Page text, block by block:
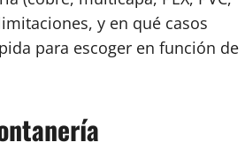
y en qué casos
para escoger en función de